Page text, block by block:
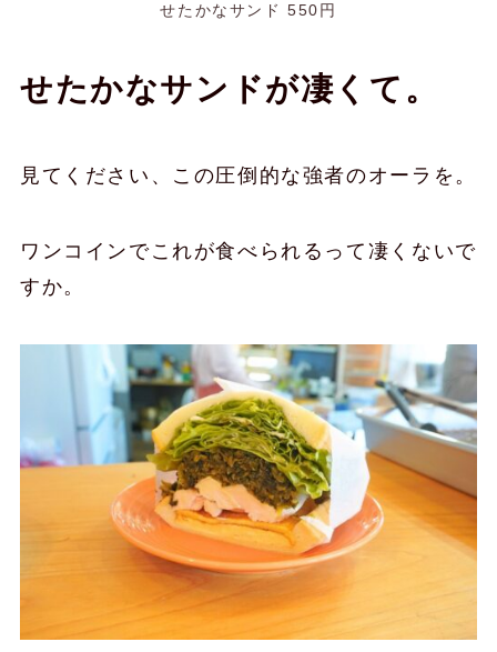
せたかなサンド 550円
せたかなサンドが凄くて。
見てください、この圧倒的な強者のオーラを。
ワンコインでこれが食べられるって凄くないで
すか。